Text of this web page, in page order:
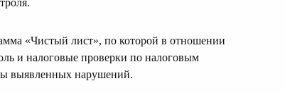
«Чистый лист», по которой в отношении
и налоговые проверки по налоговым
выявленных нарушений.